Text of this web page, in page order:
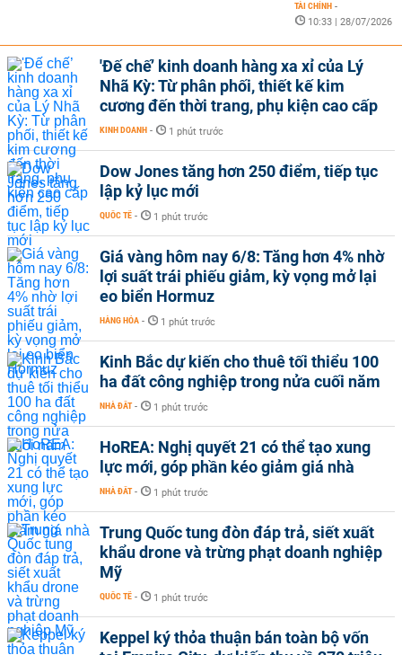
TÀI CHÍNH -
10:33 | 28/07/2026
'Đế chế’ kinh doanh hàng xa xỉ của Lý
Nhã Kỳ: Từ phân phối, thiết kế kim
cương đến thời trang, phụ kiện cao cấp
KINH DOANH - 1 phút trước
Dow Jones tăng hơn 250 điểm, tiếp tục
lập kỷ lục mới
QUỐC TẾ - 1 phút trước
Giá vàng hôm nay 6/8: Tăng hơn 4% nhờ
lợi suất trái phiếu giảm, kỳ vọng mở lại
eo biển Hormuz
HÀNG HÓA - 1 phút trước
Kinh Bắc dự kiến cho thuê tối thiểu 100
ha đất công nghiệp trong nửa cuối năm
NHÀ ĐẤT - 1 phút trước
HoREA: Nghị quyết 21 có thể tạo xung
lực mới, góp phần kéo giảm giá nhà
NHÀ ĐẤT - 1 phút trước
Trung Quốc tung đòn đáp trả, siết xuất
khẩu drone và trừng phạt doanh nghiệp
Mỹ
QUỐC TẾ - 1 phút trước
Keppel ký thỏa thuận bán toàn bộ vốn